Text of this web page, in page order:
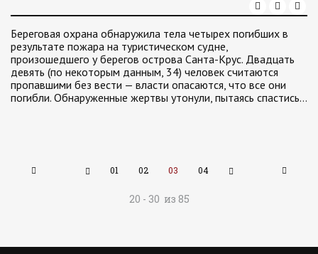
Береговая охрана обнаружила тела четырех погибших в
результате пожара на туристическом судне,
произошедшего у берегов острова Санта-Крус. Двадцать
девять (по некоторым данным, 34) человек считаются
пропавшими без вести — власти опасаются, что все они
погибли. Обнаруженные жертвы утонули, пытаясь спастись…
01 02 03 04
20 - 30 из 85